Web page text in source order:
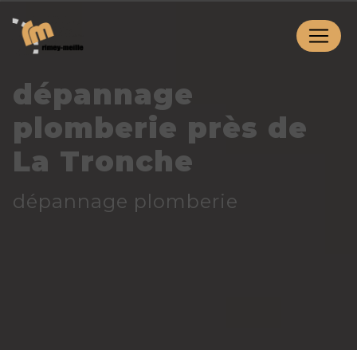
dépannage
plomberie près de
La Tronche
dépannage plomberie